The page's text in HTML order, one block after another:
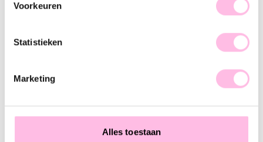
Voorkeuren
Statistieken
Marketing
Alles toestaan
Miyuki kettinkje - MIX NUDE Platte “Snake” ketting – goudkleur